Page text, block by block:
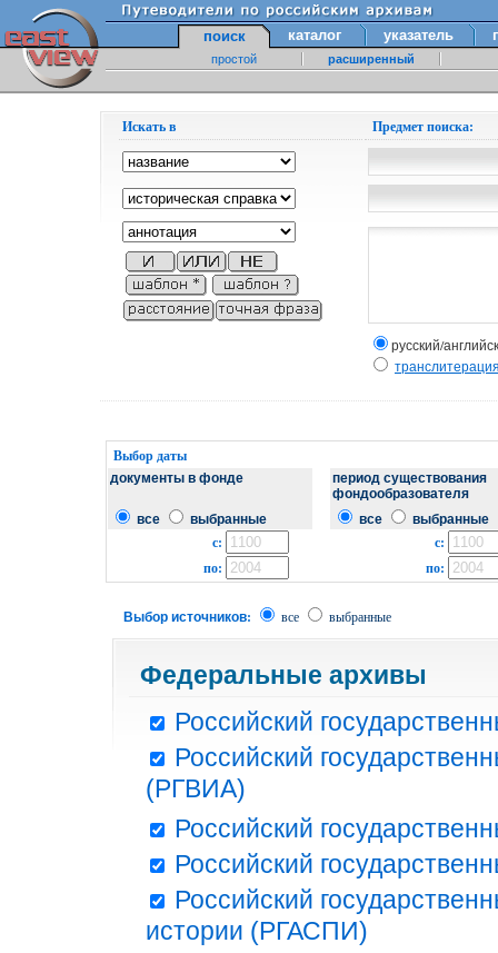
поиск каталог указатель
простой расширенный
Искать в Предмет поиска:
русский/
Выбор даты
документы в фонде
период существования
фондообразователя
все
выбранные все выбранные
с:
с:
по:
по:
Выбор источников: все выбранные
Федеральные архивы
Российский
Российский
(РГВИА)
Российский
Российский
Российский
истории (РГАСПИ)